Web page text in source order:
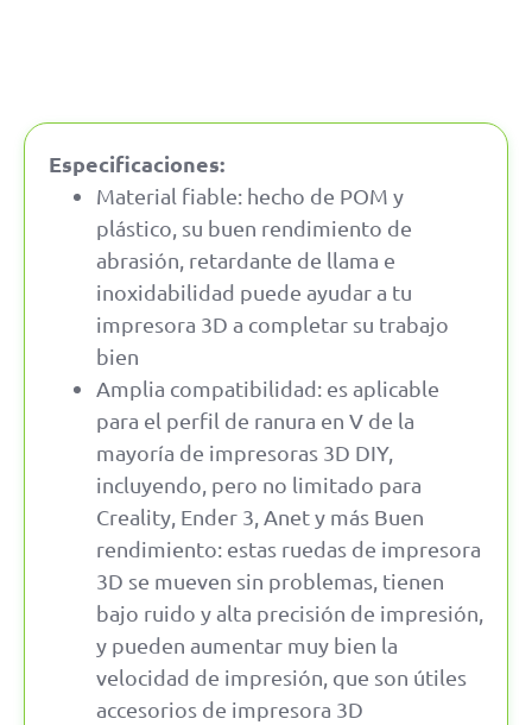
Especificaciones:
Material fiable: hecho de POM y
plástico, su buen rendimiento de
abrasión, retardante de llama e
inoxidabilidad puede ayudar a tu
impresora 3D a completar su trabajo
bien
Amplia compatibilidad: es aplicable
para el perfil de ranura en V de la
mayoría de impresoras 3D DIY,
incluyendo, pero no limitado para
Creality, Ender 3, Anet y más Buen
rendimiento: estas ruedas de impresora
3D se mueven sin problemas, tienen
bajo ruido y alta precisión de impresión,
y pueden aumentar muy bien la
velocidad de impresión, que son útiles
accesorios de impresora 3D